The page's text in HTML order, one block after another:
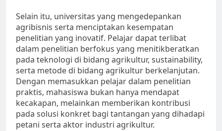
Selain itu, universitas yang mengedepankan
agribisnis serta menciptakan kesempatan
penelitian yang inovatif. Pelajar dapat terlibat
dalam penelitian berfokus yang menitikberatkan
pada teknologi di bidang agrikultur, sustainability,
serta metode di bidang agrikultur berkelanjutan.
Dengan memasukkan pelajar dalam penelitian
praktis, mahasiswa bukan hanya mendapat
kecakapan, melainkan memberikan kontribusi
pada solusi konkret bagi tantangan yang dihadapi
petani serta aktor industri agrikultur.